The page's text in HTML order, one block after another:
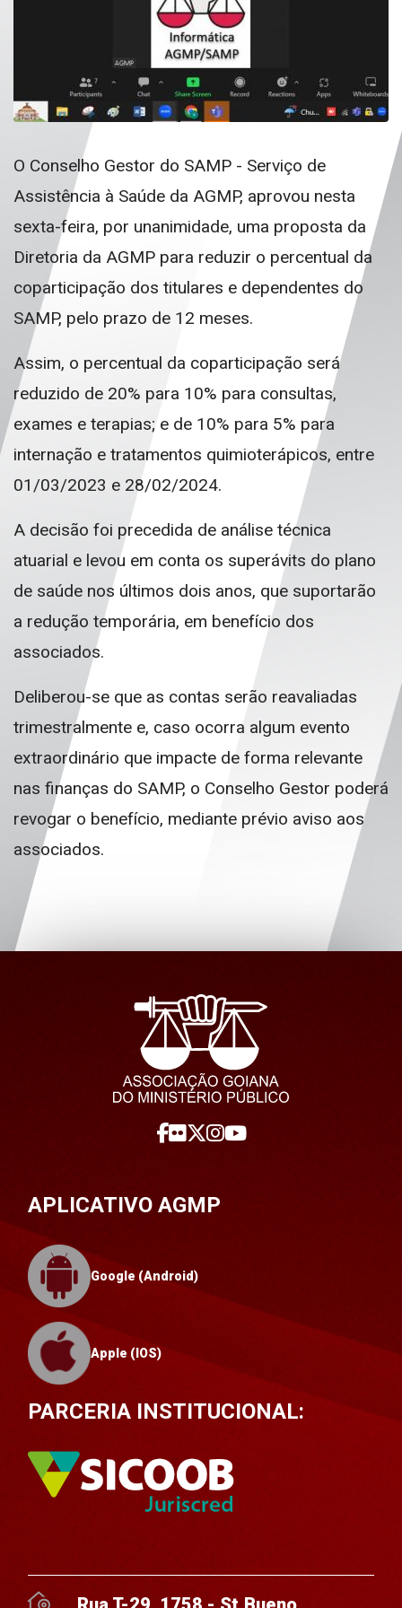
O Conselho Gestor do SAMP - Serviço de
Assistência à Saúde da AGMP, aprovou nesta
sexta-feira, por unanimidade, uma proposta da
Diretoria da AGMP para reduzir o percentual da
coparticipação dos titulares e dependentes do
SAMP, pelo prazo de 12 meses.
Assim, o percentual da coparticipação será
reduzido de 20% para 10% para consultas,
exames e terapias; e de 10% para 5% para
internação e tratamentos quimioterápicos, entre
01/03/2023 e 28/02/2024.
A decisão foi precedida de análise técnica
atuarial e levou em conta os superávits do plano
de saúde nos últimos dois anos, que suportarão
a redução temporária, em benefício dos
associados.
Deliberou-se que as contas serão reavaliadas
trimestralmente e, caso ocorra algum evento
extraordinário que impacte de forma relevante
nas finanças do SAMP, o Conselho Gestor poderá
revogar o benefício, mediante prévio aviso aos
associados.
APLICATIVO AGMP
Google (Android)
Apple (IOS)
PARCERIA INSTITUCIONAL: